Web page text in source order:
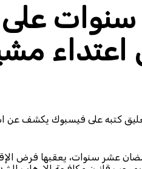
اعتداء
كتبه على فيسبوك يكشف عن
المحامي محمد رمضان عشر سنوات، يعقبها